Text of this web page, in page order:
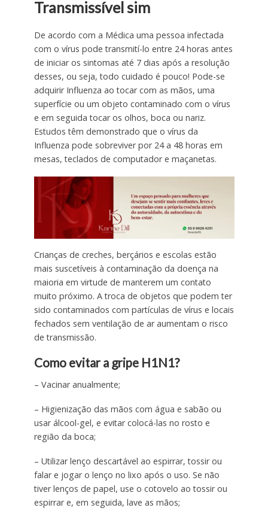
Transmissível sim
De acordo com a Médica uma pessoa infectada
com o vírus pode transmití-lo entre 24 horas antes
de iniciar os sintomas até 7 dias após a resolução
desses, ou seja, todo cuidado é pouco! Pode-se
adquirir Influenza ao tocar com as mãos, uma
superfície ou um objeto contaminado com o vírus
e em seguida tocar os olhos, boca ou nariz.
Estudos têm demonstrado que o vírus da
Influenza pode sobreviver por 24 a 48 horas em
mesas, teclados de computador e maçanetas.
Crianças de creches, berçários e escolas estão
mais suscetíveis à contaminação da doença na
maioria em virtude de manterem um contato
muito próximo. A troca de objetos que podem ter
sido contaminados com partículas de vírus e locais
fechados sem ventilação de ar aumentam o risco
de transmissão.
Como evitar a gripe H1N1?
– Vacinar anualmente;
– Higienização das mãos com água e sabão ou
usar álcool-gel, e evitar colocá-las no rosto e
região da boca;
– Utilizar lenço descartável ao espirrar, tossir ou
falar e jogar o lenço no lixo após o uso. Se não
tiver lenços de papel, use o cotovelo ao tossir ou
espirrar e, em seguida, lave as mãos;